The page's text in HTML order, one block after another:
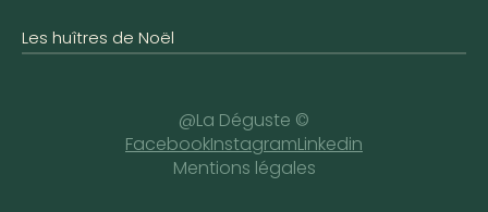
Les huîtres de Noël
@La Déguste ©
FacebookInstagramLinkedin
Mentions légales